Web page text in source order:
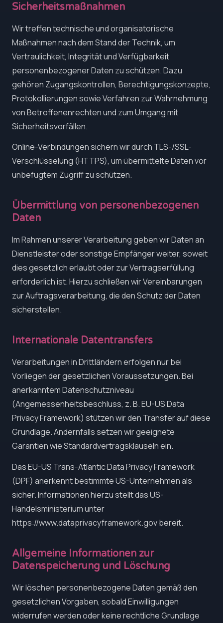
Sicherheitsmaßnahmen
Wir treffen technische und organisatorische
Maßnahmen nach dem Stand der Technik, um
Vertraulichkeit, Integrität und Verfügbarkeit
personenbezogener Daten zu schützen. Dazu
gehören Zugangskontrollen, Berechtigungskonzepte,
Protokollierungen sowie Verfahren zur Wahrnehmung
von Betroffenenrechten und zum Umgang mit
Sicherheitsvorfällen.
Online-Verbindungen sichern wir durch TLS-/SSL-
Verschlüsselung (HTTPS), um übermittelte Daten vor
unbefugtem Zugriff zu schützen.
Übermittlung von personenbezogenen
Daten
Im Rahmen unserer Verarbeitung geben wir Daten an
Dienstleister oder sonstige Empfänger weiter, soweit
dies gesetzlich erlaubt oder zur Vertragserfüllung
erforderlich ist. Hierzu schließen wir Vereinbarungen
zur Auftragsverarbeitung, die den Schutz der Daten
sicherstellen.
Internationale Datentransfers
Verarbeitungen in Drittländern erfolgen nur bei
Vorliegen der gesetzlichen Voraussetzungen. Bei
anerkanntem Datenschutzniveau
(Angemessenheitsbeschluss, z. B. EU-US Data
Privacy Framework) stützen wir den Transfer auf diese
Grundlage. Andernfalls setzen wir geeignete
Garantien wie Standardvertragsklauseln ein.
Das EU-US Trans-Atlantic Data Privacy Framework
(DPF) anerkennt bestimmte US-Unternehmen als
sicher. Informationen hierzu stellt das US-
Handelsministerium unter
https://www.dataprivacyframework.gov bereit.
Allgemeine Informationen zur
Datenspeicherung und Löschung
Wir löschen personenbezogene Daten gemäß den
gesetzlichen Vorgaben, sobald Einwilligungen
widerrufen werden oder keine rechtliche Grundlage